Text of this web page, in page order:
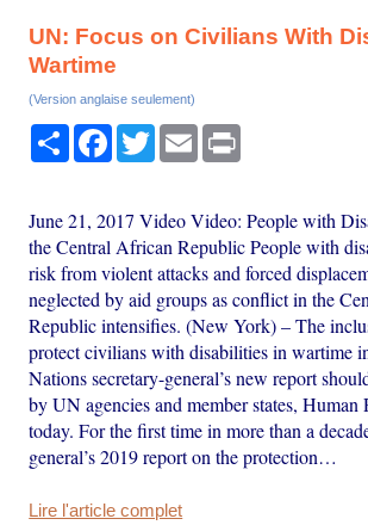
UN: Focus on Civilians With
Wartime
(Version anglaise seulement)
PartagerFacebook
TwitterEmail
June 21, 2017 Video Video: People with
the Central African Republic People with
risk from violent attacks and forced
neglected by aid groups as conflict in the
Republic intensifies. (New York) – The
protect civilians with disabilities in wartime
Nations secretary-general’s new report
by UN agencies and member states, Human
today. For the first time in more than a
general’s 2019 report on the protection…
Lire l'article complet